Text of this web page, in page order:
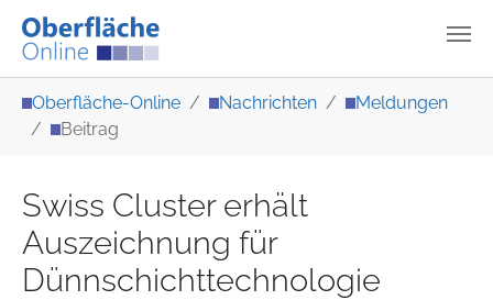
Oberfläche-Online Nachrichten
Meldungen
Beitrag
Swiss Cluster erhält
Auszeichnung für
Dünnschichttechnologie